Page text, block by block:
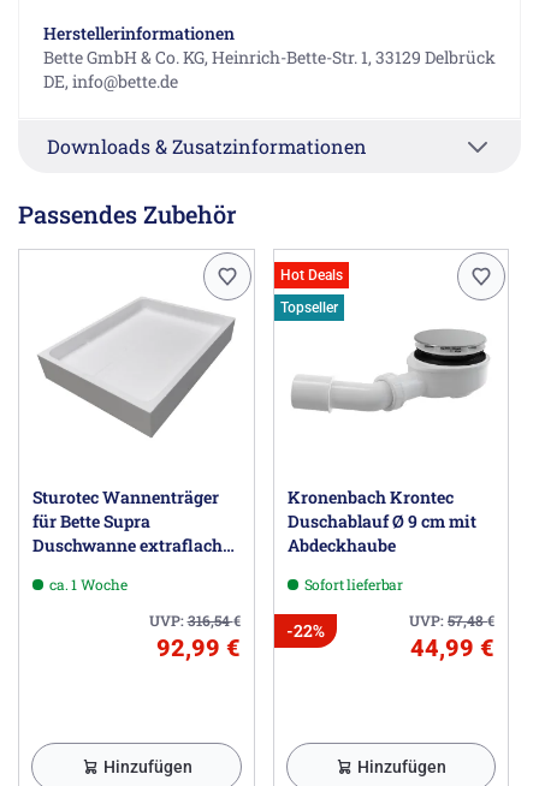
Herstellerinformationen
Bette GmbH & Co. KG, Heinrich-Bette-Str. 1, 33129 Delbrück
DE, info@bette.de
Downloads & Zusatzinformationen
Passendes Zubehör
Sturotec Wannenträger
für Bette Supra
Duschwanne extraflach
ca. 1 Woche
UVP:316,54€
92,99 €
Hinzufügen
Hot Deals
Topseller
Kronenbach Krontec
Duschablauf Ø 9 cm mit
Abdeckhaube
Sofort lieferbar
UVP:57,48€
-22%
44,99 €
Hinzufügen